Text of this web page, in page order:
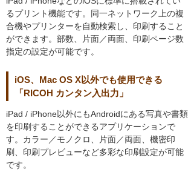
るプリント機能です。同一ネットワーク上の複
合機やプリンターを自動検索し、印刷すること
ができます。部数、片面／両面、印刷ページ数
指定の設定が可能です。
iOS、Mac OS X以外でも使用できる
「RICOH カンタン入出力」
iPad / iPhone以外にもAndroidにある写真や書類
を印刷することができるアプリケーションで
す。カラー／モノクロ、片面／両面、機密印
刷、印刷プレビューなど多彩な印刷設定が可能
です。